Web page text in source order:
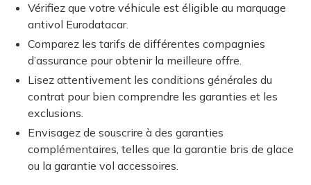
Vérifiez que votre véhicule est éligible au marquage
antivol Eurodatacar.
Comparez les tarifs de différentes compagnies
d’assurance pour obtenir la meilleure offre.
Lisez attentivement les conditions générales du
contrat pour bien comprendre les garanties et les
exclusions.
Envisagez de souscrire à des garanties
complémentaires, telles que la garantie bris de glace
ou la garantie vol accessoires.